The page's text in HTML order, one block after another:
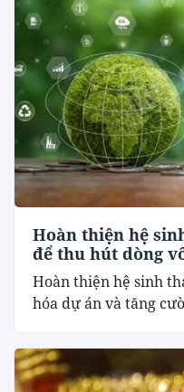
Hoàn thiện hệ
để thu hút dòng
Hoàn thiện hệ sinh
hóa dự án và tăng